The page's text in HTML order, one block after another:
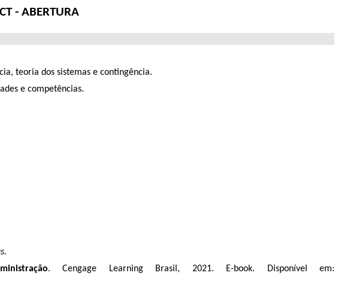
- ABERTURA
teoria dos sistemas e contingência.
e competências.
. Cengage Learning Brasil, 2021. E-book. Disponível em: